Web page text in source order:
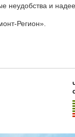
неудобства и
Регион».